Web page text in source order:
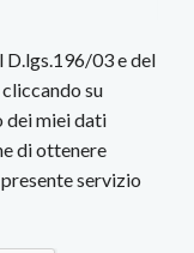
D.lgs.196/03 e del
su
dei miei dati
di ottenere
servizio